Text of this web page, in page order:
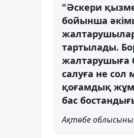
"Әскери
бойынша
тартылады.
жалтарушыға
салуға не сол
қоғамдық
бас
Ақтөбе